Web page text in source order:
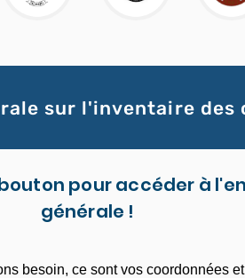
pour accéder à
générale !
besoin, ce sont vos coordonnées